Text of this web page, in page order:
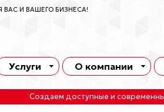
И ВАШЕГО БИЗНЕСА!
Услуги О компании
Создаем доступные и